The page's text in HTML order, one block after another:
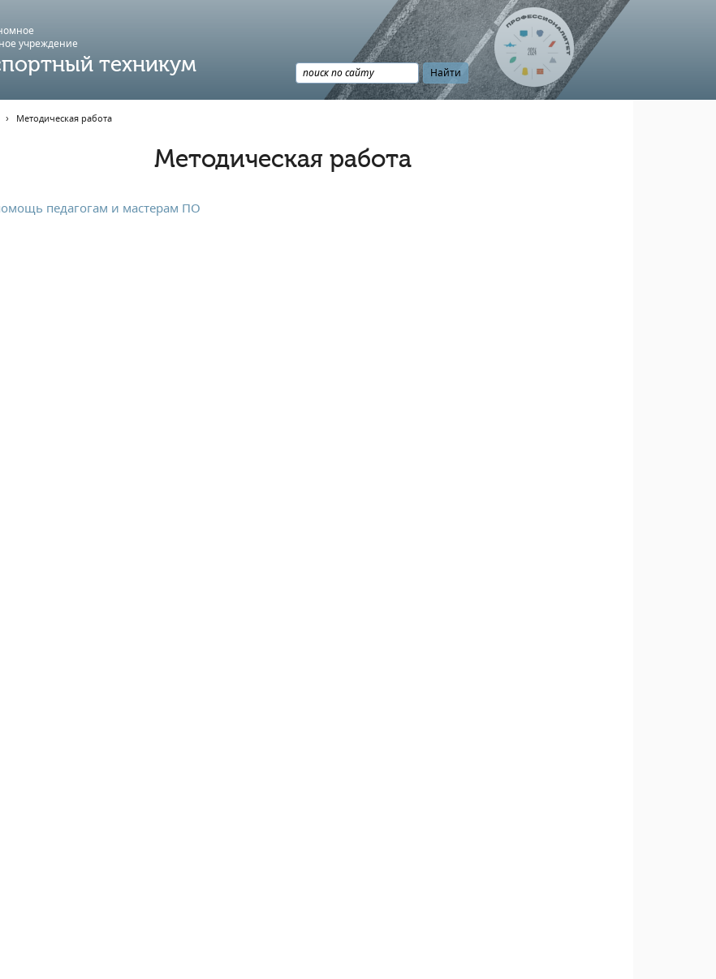
учреждение
техникум
Методическая работа
Методическая работа
педагогам и мастерам ПО